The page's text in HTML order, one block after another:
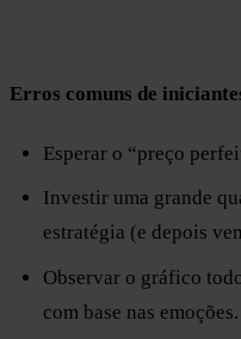
Erros comuns de
Esperar o “preço
Investir uma grande
estratégia (e depois
Observar o gráfico
com base nas emoções.